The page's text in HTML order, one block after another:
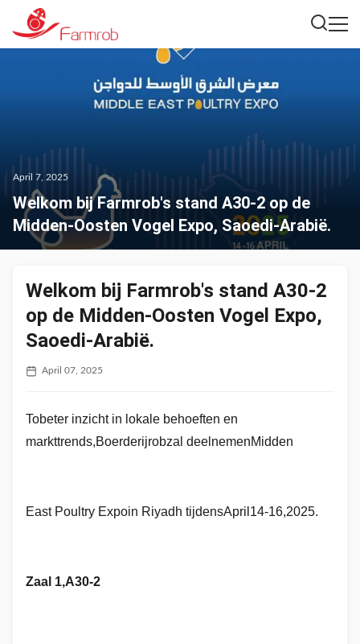
April 7, 2025
Welkom bij Farmrob's stand A30-2 op de
Midden-Oosten Vogel Expo, Saoedi-Arabië.
Welkom bij Farmrob's stand A30-2
op de Midden-Oosten Vogel Expo,
Saoedi-Arabië.
April 07, 2025
Tobeter inzicht in lokale behoeften en
markttrends,Boerderijrobzal deelnemenMidden
East Poultry Expoin Riyadh tijdensApril 14-16,2025.
Zaal 1,A30-2